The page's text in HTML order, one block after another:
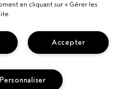
en cliquant sur « Gérer les
Accepter
Personnaliser